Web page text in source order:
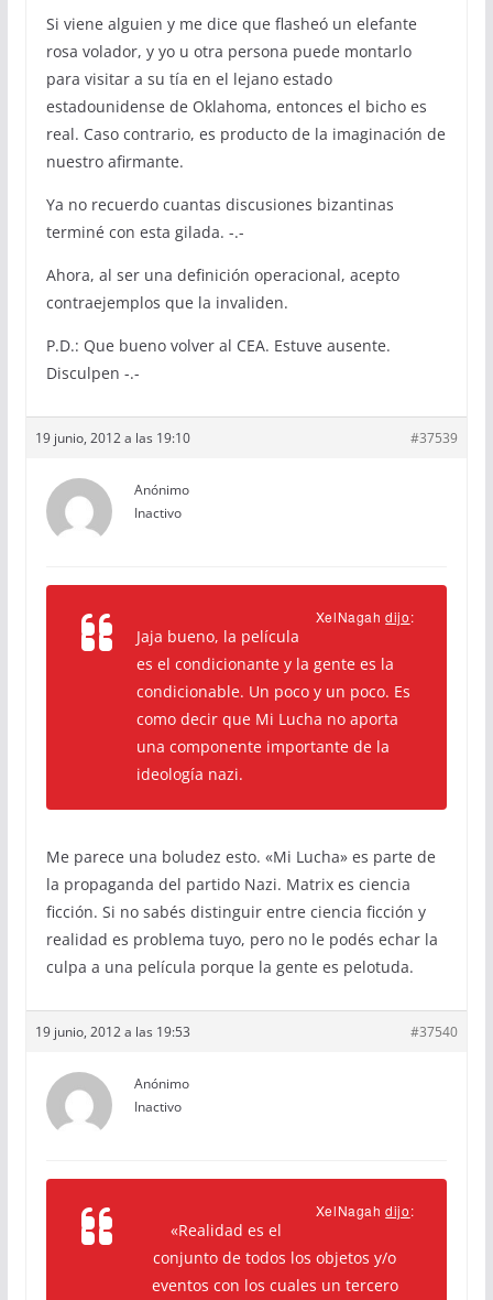
Si viene alguien y me dice que flasheó un elefante
rosa volador, y yo u otra persona puede montarlo
para visitar a su tía en el lejano estado
estadounidense de Oklahoma, entonces el bicho es
real. Caso contrario, es producto de la imaginación de
nuestro afirmante.
Ya no recuerdo cuantas discusiones bizantinas
terminé con esta gilada. -.-
Ahora, al ser una definición operacional, acepto
contraejemplos que la invaliden.
P.D.: Que bueno volver al CEA. Estuve ausente.
Disculpen -.-
19 junio, 2012 a las 19:10 #37539
Anónimo
Inactivo
XelNagahdijo:
Jaja bueno, la película
es el condicionante y la gente es la
condicionable. Un poco y un poco. Es
como decir que Mi Lucha no aporta
una componente importante de la
ideología nazi.
Me parece una boludez esto. «Mi Lucha» es parte de
la propaganda del partido Nazi. Matrix es ciencia
ficción. Si no sabés distinguir entre ciencia ficción y
realidad es problema tuyo, pero no le podés echar la
culpa a una película porque la gente es pelotuda.
19 junio, 2012 a las 19:53 #37540
Anónimo
Inactivo
XelNagahdijo:
«Realidad es el
conjunto de todos los objetos y/o
eventos con los cuales un tercero